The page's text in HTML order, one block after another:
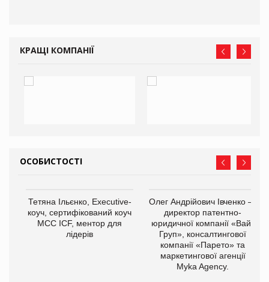
КРАЩІ КОМПАНІЇ
ОСОБИСТОСТІ
Тетяна Ільєнко, Executive-
коуч, сертифікований коуч
МСС ICF, ментор для
лідерів
Олег Андрійович Івченко —
директор патентно-
юридичної компанії «Вайз
Груп», консалтингової
компанії «Парето» та
маркетингової агенції
Myka Agency.